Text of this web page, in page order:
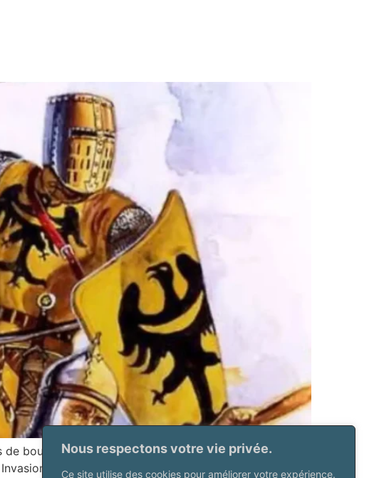
Nous respectons votre vie privée.
Ce site utilise des cookies pour améliorer votre expérience.
boucliers Débuter Saga avec les Polonais pour l’Age
et Age de la Chevalerie. Les figurines des